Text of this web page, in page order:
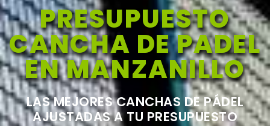
PRESUPUESTO
CANCHA DE PADEL
EN MANZANILLO
LAS MEJORES CANCHAS DE PÁDEL
AJUSTADAS A TU PRESUPUESTO